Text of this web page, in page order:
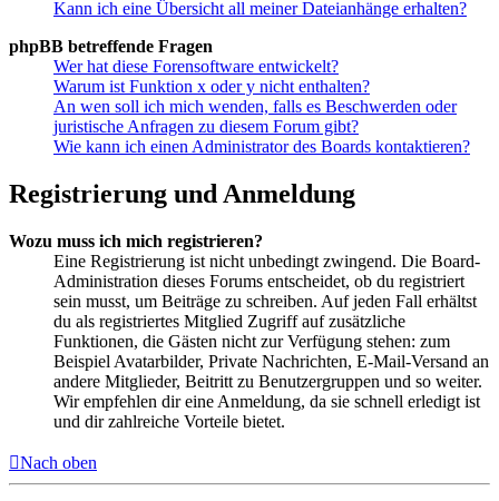
Kann ich eine Übersicht all meiner Dateianhänge erhalten?
phpBB betreffende Fragen
Wer hat diese Forensoftware entwickelt?
Warum ist Funktion x oder y nicht enthalten?
An wen soll ich mich wenden, falls es Beschwerden oder
juristische Anfragen zu diesem Forum gibt?
Wie kann ich einen Administrator des Boards kontaktieren?
Registrierung und Anmeldung
Wozu muss ich mich registrieren?
Eine Registrierung ist nicht unbedingt zwingend. Die Board-
Administration dieses Forums entscheidet, ob du registriert
sein musst, um Beiträge zu schreiben. Auf jeden Fall erhältst
du als registriertes Mitglied Zugriff auf zusätzliche
Funktionen, die Gästen nicht zur Verfügung stehen: zum
Beispiel Avatarbilder, Private Nachrichten, E-Mail-Versand an
andere Mitglieder, Beitritt zu Benutzergruppen und so weiter.
Wir empfehlen dir eine Anmeldung, da sie schnell erledigt ist
und dir zahlreiche Vorteile bietet.
Nach oben